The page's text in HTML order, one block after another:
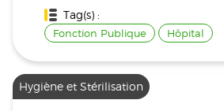
Tag(s) :
Fonction Publique Hôpital
Hygiène et Stérilisation